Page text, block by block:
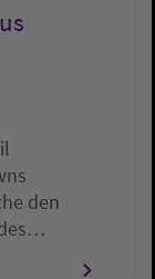
den